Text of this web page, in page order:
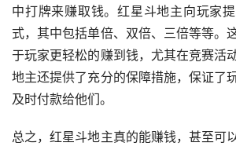
中打牌来赚取钱。红星斗地主向玩家
式，其中包括单倍、双倍、三倍等等。
于玩家更轻松的赚到钱，尤其在竞赛活
地主还提供了充分的保障措施，保证了
及时付款给他们。
总之，红星斗地主真的能赚钱，甚至可